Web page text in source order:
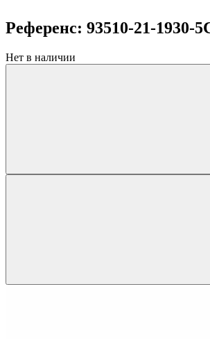
Референс: 93510-21-1930-
Нет в наличии